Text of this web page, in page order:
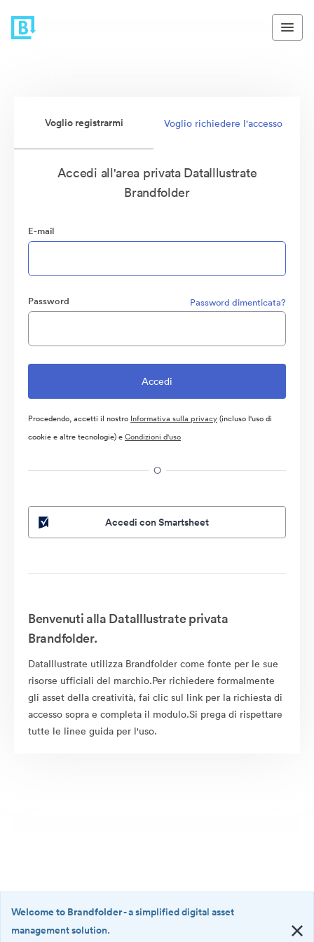
Voglio registrarmi Voglio richiedere l'accesso
Accedi all'area privata DataIllustrate
Brandfolder
E-mail
Password Password dimenticata?
Procedendo, accetti il nostro Informativa sulla privacy(incluso l'uso di
cookie e altre tecnologie) eCondizioni d'uso
O
Accedi con Smartsheet
Benvenuti alla DataIllustrate privata
Brandfolder.
DataIllustrate utilizza Brandfolder come fonte per le sue
risorse ufficiali del marchio.Per richiedere formalmente
gli asset della creatività, fai clic sul link per la richiesta di
accesso sopra e completa il modulo.Si prega di rispettare
tutte le linee guida per l'uso.
Welcome to Brandfolder- a simplified digital asset
management solution.